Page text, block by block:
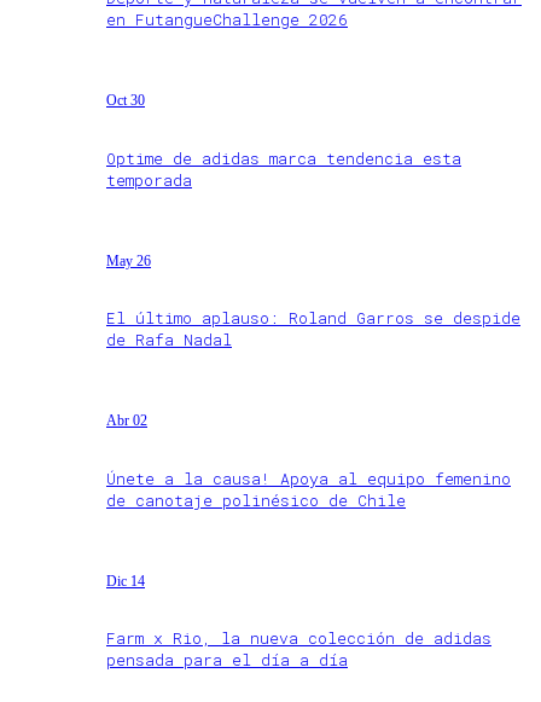
en FutangueChallenge 2026
Oct 30
Optime de adidas marca tendencia esta
temporada
May 26
El último aplauso: Roland Garros se despide
de Rafa Nadal
Abr 02
Únete a la causa! Apoya al equipo femenino
de canotaje polinésico de Chile
Dic 14
Farm x Rio, la nueva colección de adidas
pensada para el día a día